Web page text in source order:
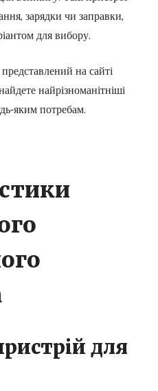
зарядки чи заправки,
для вибору.
на сайті
найрізноманітніші
яким потребам.
для